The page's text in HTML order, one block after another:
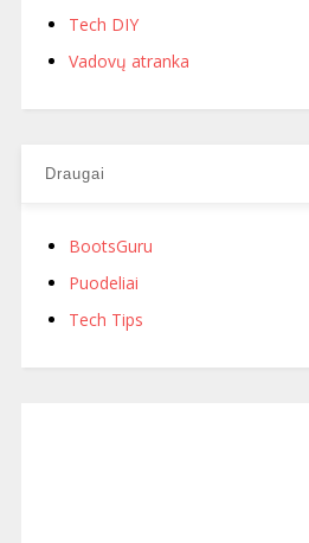
Tech DIY
Vadovų atranka
Draugai
BootsGuru
Puodeliai
Tech Tips